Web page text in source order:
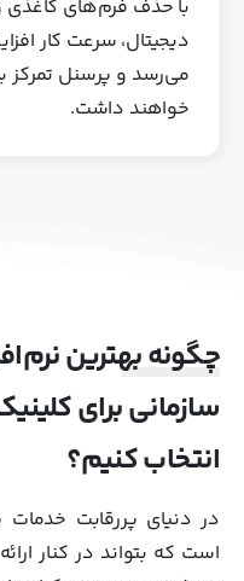
با حذف فرم‌های کاغذی
دیجیتال، سرعت کار
می‌رسد و پرسنل تمرکز
خواهند داشت.
چگونه بهترین
سازمانی برای
انتخاب کنیم؟
در دنیای پررقابت
است که بتواند در کنار